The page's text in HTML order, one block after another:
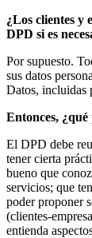
¿Los clientes y
DPD si es
Por supuesto.
sus datos
Datos, incluidas
Entonces,
El DPD debe
tener cierta
bueno que
servicios; que
poder proponer
(clientes-
entienda